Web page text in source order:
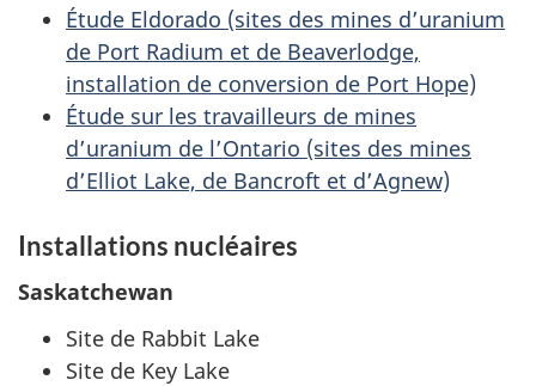
Étude Eldorado (sites des mines d’uranium
de Port Radium et de Beaverlodge,
installation de conversion de Port Hope)
Étude sur les travailleurs de mines
d’uranium de l’Ontario (sites des mines
d’Elliot Lake, de Bancroft et d’Agnew)
Installations nucléaires
Saskatchewan
Site de Rabbit Lake
Site de Key Lake